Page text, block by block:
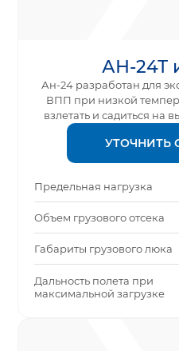
АН-24Т
Ан-24 разработан для
ВПП при низкой
взлетать и садиться на
УТОЧНИТЬ
Предельная нагрузка
Объем грузового отсека
Габариты грузового люка
Дальность полета при
максимальной загрузке